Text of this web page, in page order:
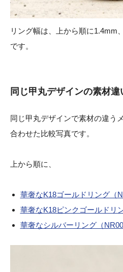
リング幅は、上から順に1.4mm
です。
同じ甲丸デザインの素材違
同じ甲丸デザインで素材の違う
合わせた比較写真です。
上から順に、
華奢なK18ゴールドリング（
華奢なK18ピンクゴールドリ
華奢なシルバーリング（